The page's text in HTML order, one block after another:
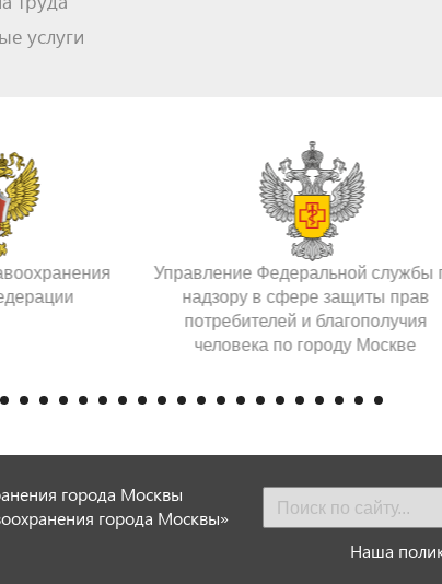
услуги
Управление Федеральной службы
надзору в сфере защиты прав
потребителей и благополучия
человека по городу Москве
города Москвы
города Москвы»
Наша